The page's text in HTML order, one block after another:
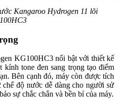
Kangaroo Hydrogen 11 lõi
KG100HC3 nổi bật với thiết kế
kính tone đen sang trọng tạo điểm
Bên cạnh đó, máy còn được tích
độ nước dễ dàng cho người sử
sự chắc chắn và bền bỉ của máy.